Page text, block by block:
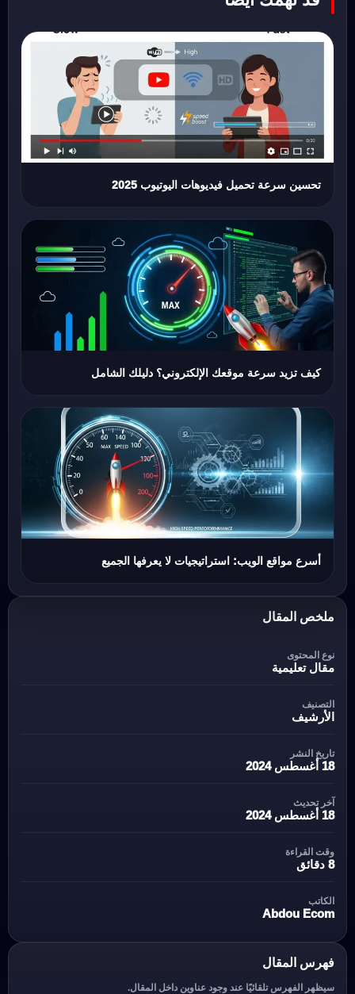
تحسين سرعة تحميل فيديوهات اليوتيوب 2025
كيف تزيد سرعة موقعك الإلكتروني؟ دليلك الشامل
أسرع مواقع الويب: استراتيجيات لا يعرفها الجميع
ملخص المقال
نوع المحتوى
مقال تعليمية
التصنيف
الأرشيف
تاريخ النشر
18 أغسطس 2024
آخر تحديث
18 أغسطس 2024
وقت القراءة
8 دقائق
الكاتب
Abdou Ecom
فهرس المقال
سيظهر الفهرس تلقائيًا عند وجود عناوين داخل المقال.